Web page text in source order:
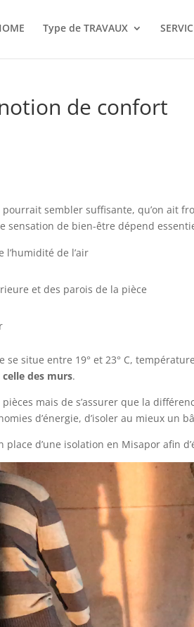
Type de TRAVAUX
de confort
sembler suffisante, qu’on ait
sensation de bien-être dépend
de l’air
et des parois de la pièce
situe entre 19° et 23° C,
des murs.
pièces mais de s’assurer que la
d’énergie, d’isoler au mieux un
d’une isolation en Misapor afin